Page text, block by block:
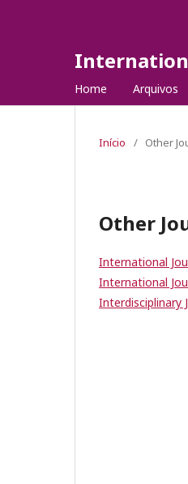
Home Arquivos
Início / Other
Other
International
International
Interdisciplinary